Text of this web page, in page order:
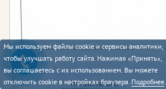
Мы используем файлы cookie и сервисы аналитики,
чтобы улучшать работу сайта. Нажимая «Принять»,
вы соглашаетесь с их использованием. Вы можете
отключить cookie в настройках браузера. Подробнее.